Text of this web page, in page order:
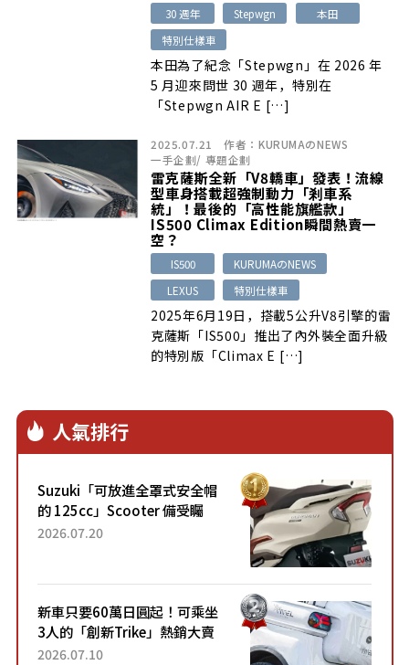
30 週年 Stepwgn
本田
特別仕樣車
本田為了紀念「Stepwgn」在 2026 年
5 月迎來問世 30 週年，特別在
「Stepwgn AIR E […]
2025.07.21 作者： KURUMAのNEWS
一手企劃/ 專題企劃
雷克薩斯全新「V8轎車」發表！流線
型車身搭載超強制動力「剎車系
統」！最後的「高性能旗艦款」
IS500 Climax Edition瞬間熱賣一
空？
IS500
KURUMAのNEWS
LEXUS
特別仕樣車
2025年6月19日，搭載5公升V8引擎的雷
克薩斯「IS500」推出了內外裝全面升級
的特別版「Climax E […]
人氣排行
Suzuki「可放進全罩式安全帽
的 125cc」Scooter 備受矚
目！採用全新流線設計與各項
2026.07.20
新車只要60萬日圓起！可乘坐
3人的「創新Trike」熱銷大賣
成為人氣車款！「養車成本真
2026.07.10